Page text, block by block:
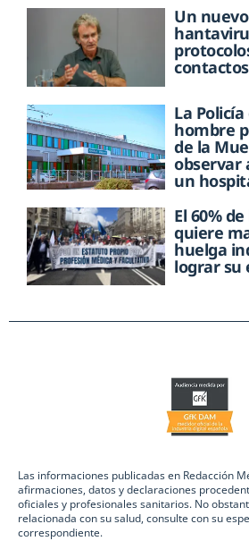
Un
La
hombre
de la
observar
un
El 60%
quiere
huelga
lograr su
Las informaciones publicadas en Redacción
afirmaciones, datos y declaraciones
oficiales y profesionales sanitarios. No
relacionada con su salud, consulte con su
correspondiente.